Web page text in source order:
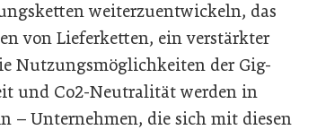
weiterzuentwickeln, das
von Lieferketten, ein verstärkter
Nutzungsmöglichkeiten der Gig-
und Co2-Neutralität werden in
– Unternehmen, die sich mit diesen